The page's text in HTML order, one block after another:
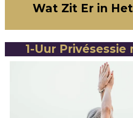
Wat Zit Er in
1-Uur Privésessie